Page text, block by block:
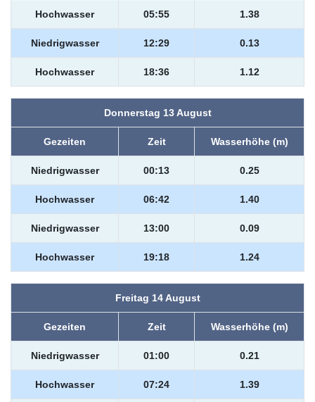
Hochwasser 05:55 1.38
Niedrigwasser 12:29 0.13
Hochwasser 18:36 1.12
Donnerstag 13 August
Gezeiten Zeit Wasserhöhe (m)
Niedrigwasser 00:13 0.25
Hochwasser 06:42 1.40
Niedrigwasser 13:00 0.09
Hochwasser 19:18 1.24
Freitag 14 August
Gezeiten Zeit Wasserhöhe (m)
Niedrigwasser 01:00 0.21
Hochwasser 07:24 1.39